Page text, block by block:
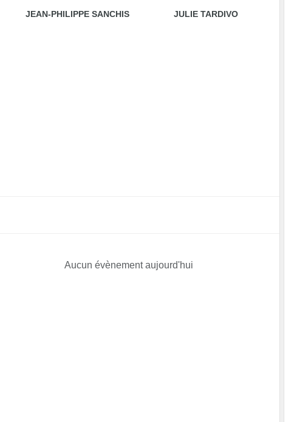
JEAN-PHILIPPE SANCHIS JULIE TARDIVO
Aucun évènement aujourd'hui